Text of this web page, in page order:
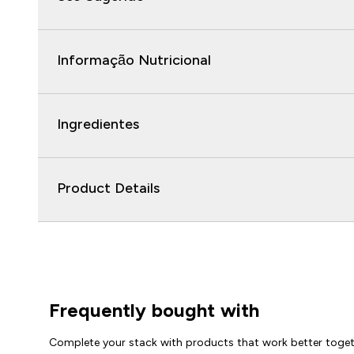
Informação Nutricional
Ingredientes
Product Details
Frequently bought with
Complete your stack with products that work better